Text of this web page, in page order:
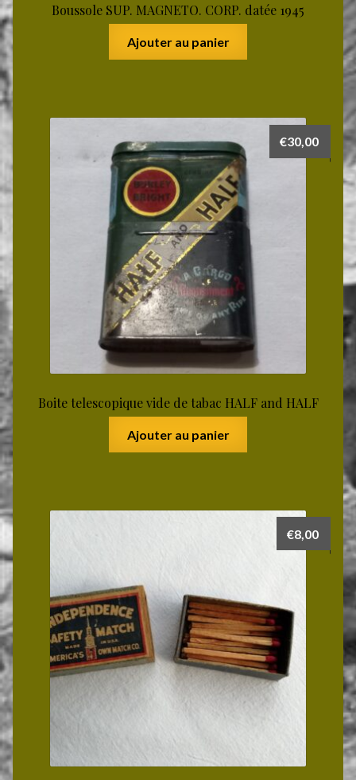
Boussole SUP. MAGNETO. CORP. datée 1945
Ajouter au panier
Boite telescopique vide de tabac HALF and HALF
€30,00
Ajouter au panier
€8,00